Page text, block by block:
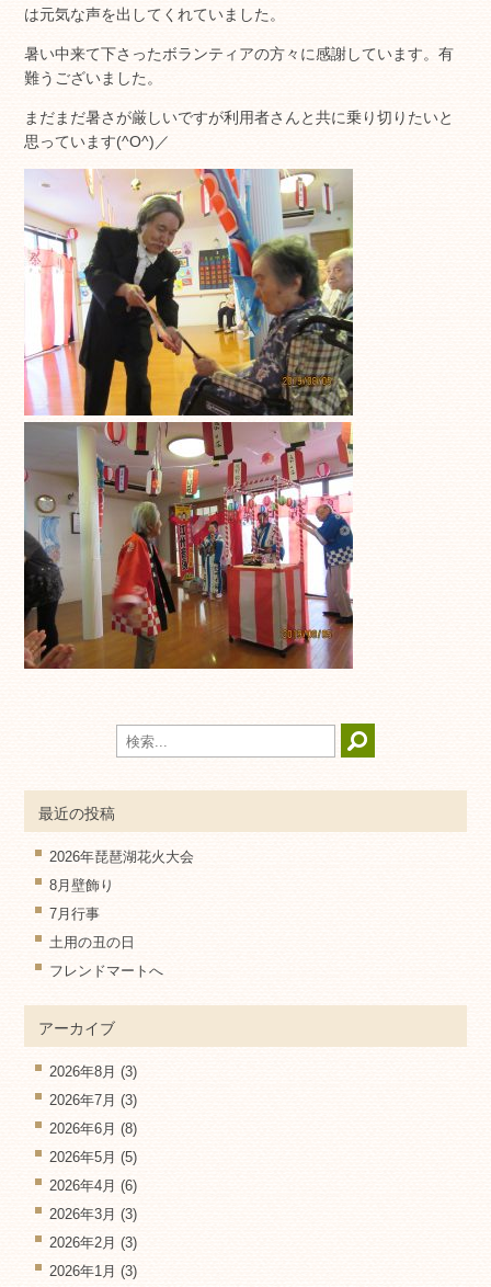
は元気な声を出してくれていました。
暑い中来て下さったボランティアの方々に感謝しています。有
難うございました。
まだまだ暑さが厳しいですが利用者さんと共に乗り切りたいと
思っています(^O^)／
最近の投稿
2026年琵琶湖花火大会
8月壁飾り
7月行事
土用の丑の日
フレンドマートへ
アーカイブ
2026年8月 (3)
2026年7月 (3)
2026年6月 (8)
2026年5月 (5)
2026年4月 (6)
2026年3月 (3)
2026年2月 (3)
2026年1月 (3)